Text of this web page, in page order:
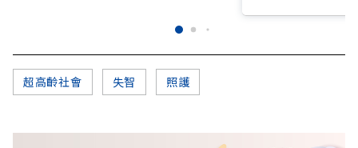
超高齡社會 失智 照護